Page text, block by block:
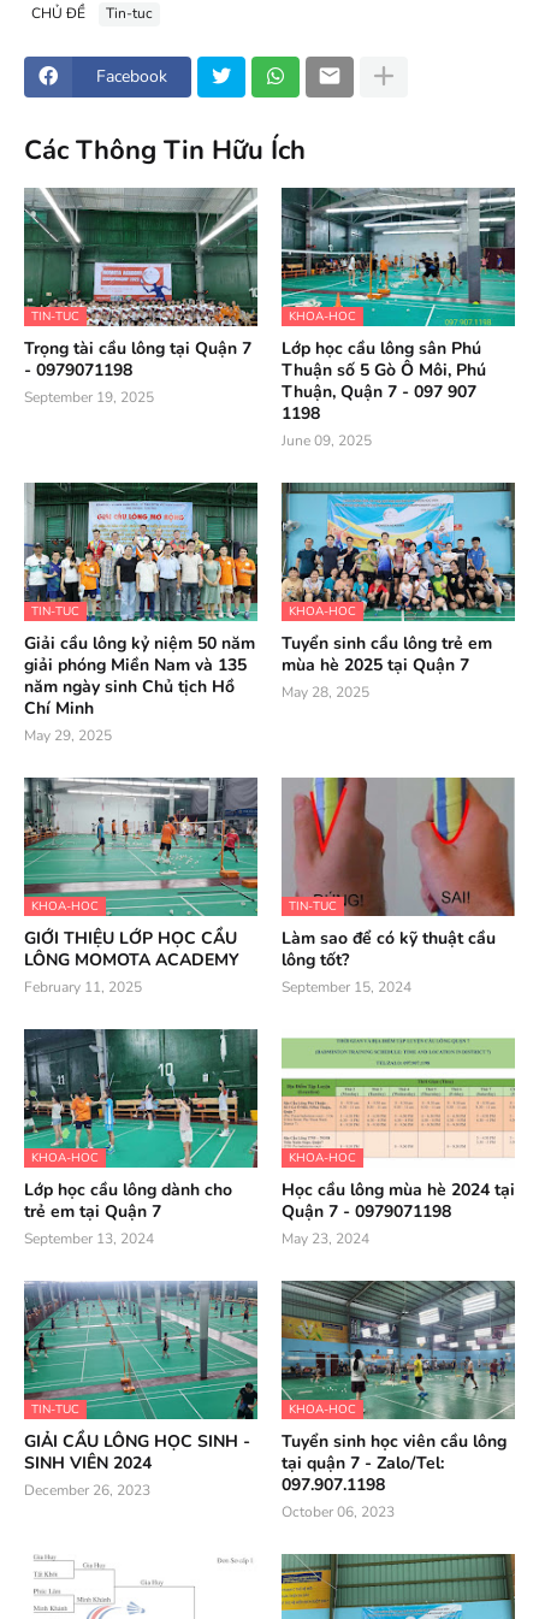
CHỦ ĐỀ Tin-tuc
Facebook
Các Thông Tin Hữu Ích
TIN-TUC
Trọng tài cầu lông tại Quận 7
- 0979071198
September 19, 2025
KHOA-HOC
Lớp học cầu lông sân Phú
Thuận số 5 Gò Ô Môi, Phú
Thuận, Quận 7 - 097 907
1198
June 09, 2025
TIN-TUC
Giải cầu lông kỷ niệm 50 năm
giải phóng Miền Nam và 135
năm ngày sinh Chủ tịch Hồ
Chí Minh
May 29, 2025
KHOA-HOC
Tuyển sinh cầu lông trẻ em
mùa hè 2025 tại Quận 7
May 28, 2025
KHOA-HOC
GIỚI THIỆU LỚP HỌC CẦU
LÔNG MOMOTA ACADEMY
February 11, 2025
TIN-TUC
Làm sao để có kỹ thuật cầu
lông tốt?
September 15, 2024
KHOA-HOC
Lớp học cầu lông dành cho
trẻ em tại Quận 7
September 13, 2024
KHOA-HOC
Học cầu lông mùa hè 2024 tại
Quận 7 - 0979071198
May 23, 2024
TIN-TUC
GIẢI CẦU LÔNG HỌC SINH -
SINH VIÊN 2024
December 26, 2023
KHOA-HOC
Tuyển sinh học viên cầu lông
tại quận 7 - Zalo/Tel:
097.907.1198
October 06, 2023